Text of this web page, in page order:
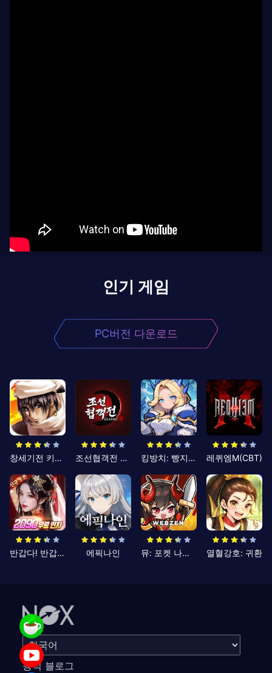
인기 게임
PC버전 다운로드
창세기전 키우기 조선협객전 클래식 킹방치: 빵지의 제왕 레퀴엠M(CBT)
반갑다! 반갑삼국지 에픽나인 뮤: 포켓 나이츠 열혈강호: 귀환
공식 블로그